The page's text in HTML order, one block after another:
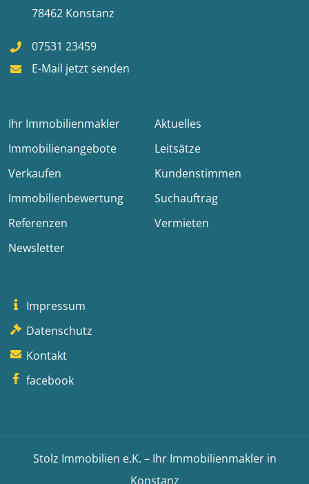
78462 Konstanz
07531 23459
E-Mail jetzt senden
Ihr Immobilienmakler
Aktuelles
Immobilienangebote
Leitsätze
Verkaufen
Kundenstimmen
Immobilienbewertung
Suchauftrag
Referenzen
Vermieten
Newsletter
Impressum
Datenschutz
Kontakt
facebook
Stolz Immobilien e.K. – Ihr Immobilienmakler in
Konstanz